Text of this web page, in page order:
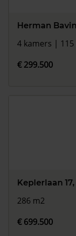
Herman
4 kamers | 115
€ 299.500
Keplerlaan
286 m2
€ 699.500